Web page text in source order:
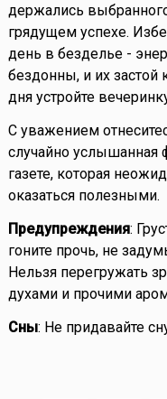
держались
грядущем успехе.
день в безделье -
бездонны, и их застой
дня устройте
С уважением
случайно услышанная
газете, которая
оказаться полезными.
Предупреждения:
гоните прочь, не
Нельзя перегружать
духами и прочими
Сны: Не придавайте